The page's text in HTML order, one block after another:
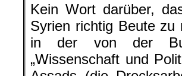
Kein Wort darüber,
Syrien richtig Beute
in der von der
„Wissenschaft und